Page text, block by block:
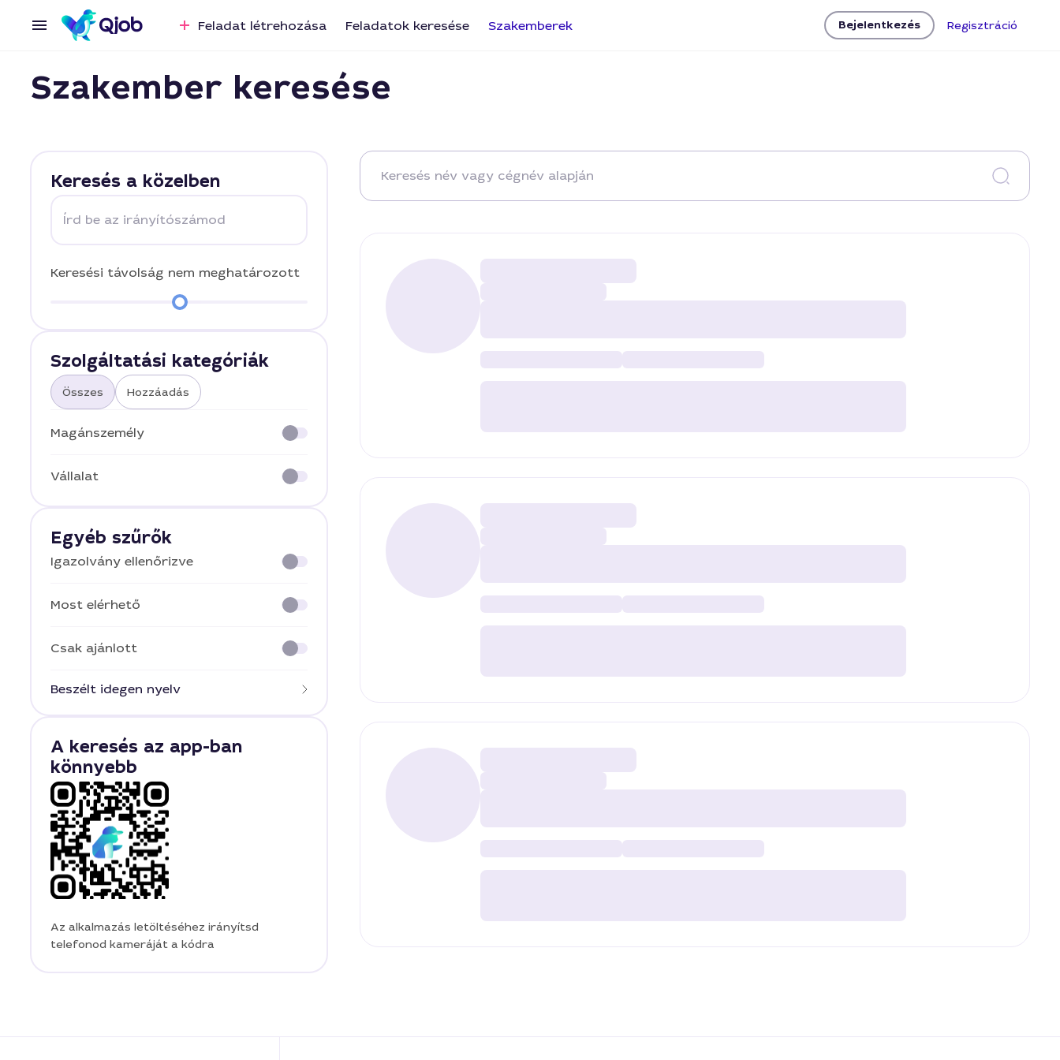
Feladat létrehozása Feladatok keresése Szakemberek Bejelentkezés Regisztráció
Szakember keresése
Keresés a közelben
Írd be az irányítószámod
Keresési távolság nem meghatározott
Szolgáltatási kategóriák
Összes Hozzáadás
Magánszemély
Vállalat
Egyéb szűrők
Igazolvány ellenőrizve
Most elérhető
Csak ajánlott
Beszélt idegen nyelv
A keresés az app-ban
könnyebb
Az alkalmazás letöltéséhez irányítsd
telefonod kameráját a kódra